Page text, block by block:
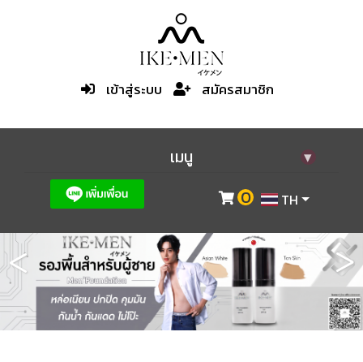
เข้าสู่ระบบ สมัครสมาชิก
เมนู ▾
0 TH
< >